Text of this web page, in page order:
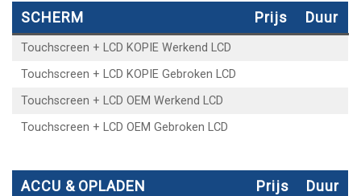
SCHERM Prijs Duur
Touchscreen + LCD KOPIE Werkend LCD
Touchscreen + LCD KOPIE Gebroken LCD
Touchscreen + LCD OEM Werkend LCD
Touchscreen + LCD OEM Gebroken LCD
ACCU & OPLADEN Prijs Duur